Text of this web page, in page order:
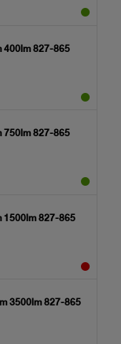
400lm 827-865
750lm 827-865
1500lm 827-865
3500lm 827-865